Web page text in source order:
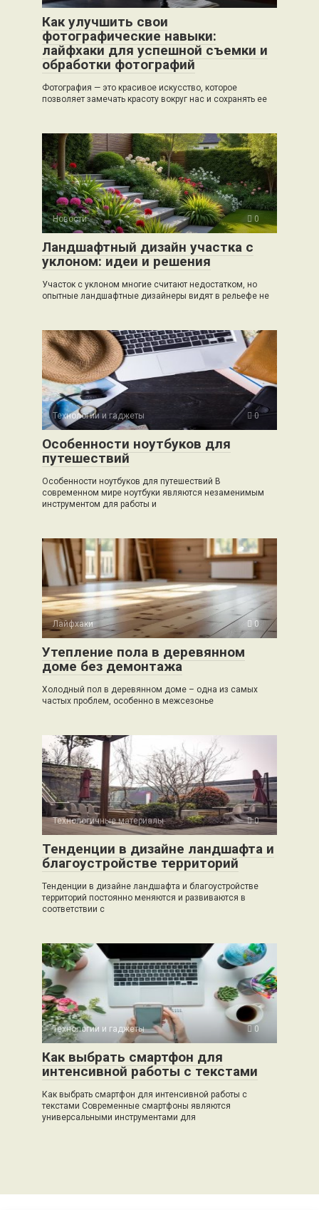
Как улучшить свои
фотографические навыки:
лайфхаки для успешной съемки и
обработки фотографий
Фотография — это красивое искусство, которое
позволяет замечать красоту вокруг нас и сохранять ее
Новости 0
Ландшафтный дизайн участка с
уклоном: идеи и решения
Участок с уклоном многие считают недостатком, но
опытные ландшафтные дизайнеры видят в рельефе не
Технологии и гаджеты 0
Особенности ноутбуков для
путешествий
Особенности ноутбуков для путешествий В
современном мире ноутбуки являются незаменимым
инструментом для работы и
Лайфхаки 0
Утепление пола в деревянном
доме без демонтажа
Холодный пол в деревянном доме – одна из самых
частых проблем, особенно в межсезонье
Технологичные материалы 0
Тенденции в дизайне ландшафта и
благоустройстве территорий
Тенденции в дизайне ландшафта и благоустройстве
территорий постоянно меняются и развиваются в
соответствии с
Технологии и гаджеты 0
Как выбрать смартфон для
интенсивной работы с текстами
Как выбрать смартфон для интенсивной работы с
текстами Современные смартфоны являются
универсальными инструментами для